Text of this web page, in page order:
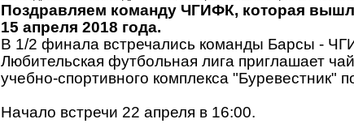
Поздравляем команду ЧГИФК, которая
15 апреля 2018 года.
В 1/2 финала встречались команды Барсы -
Любительская футбольная лига приглашает
учебно-спортивного комплекса "Буревестник"
Начало встречи 22 апреля в 16:00.